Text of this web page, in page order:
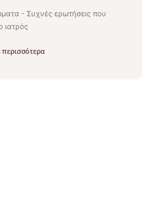
- Συχνές ερωτήσεις που
ιατρός
περισσότερα